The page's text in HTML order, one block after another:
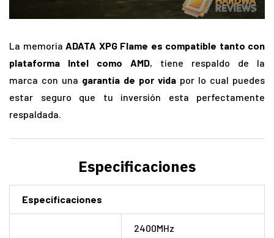
La memoria ADATA XPG Flame es compatible tanto con
plataforma Intel como AMD, tiene respaldo de la
marca con una garantía de por vida por lo cual puedes
estar seguro que tu inversión esta perfectamente
respaldada.
Especificaciones
Especificaciones
2400MHz